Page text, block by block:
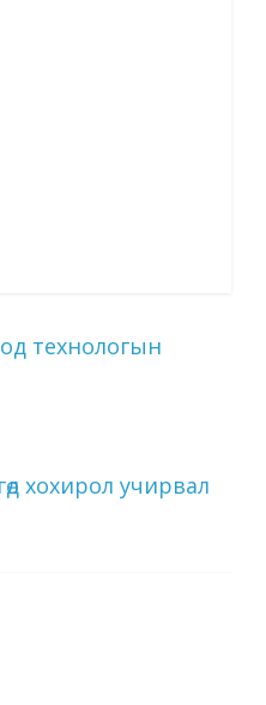
технологын
хохирол учирвал